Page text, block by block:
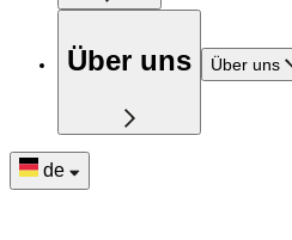
Über uns Über uns
de